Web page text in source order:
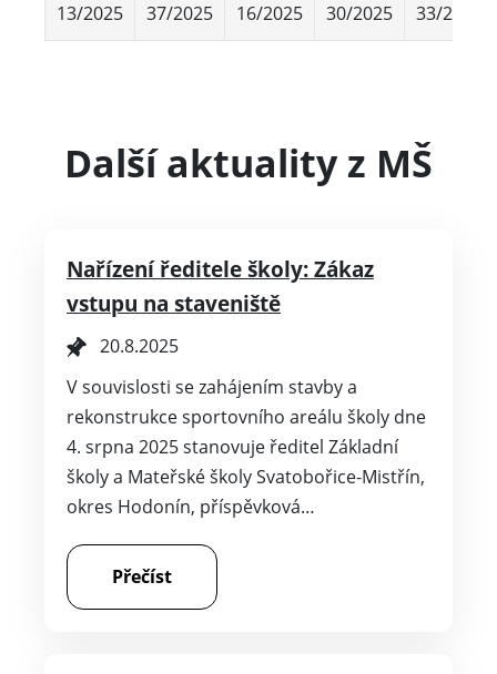
13/2025 37/2025 16/2025 30/2025 33/2025
Další aktuality z MŠ
Nařízení ředitele školy: Zákaz
vstupu na staveniště
20.8.2025
V souvislosti se zahájením stavby a
rekonstrukce sportovního areálu školy dne
4. srpna 2025 stanovuje ředitel Základní
školy a Mateřské školy Svatobořice-Mistřín,
okres Hodonín, příspěvková…
Přečíst